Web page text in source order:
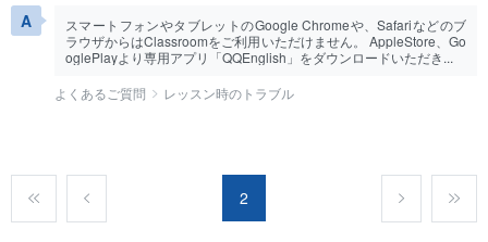
スマートフォンやタブレットのGoogle Chromeや、Safariなどのブ
ラウザからはClassroomをご利用いただけません。 AppleStore、Go
oglePlayより専用アプリ「QQEnglish」をダウンロードいただき...
よくあるご質問
レッスン時のトラブル
2